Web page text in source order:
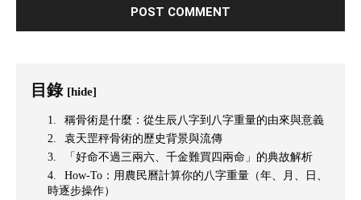
目錄 [hide]
稱骨術是什麼：從生辰八字到八字重量的由來與意義
袁天罡秤骨術的歷史背景與流傳
「好命不過三兩六、千金難買四兩命」的典故解析
How-To：用農民曆計算你的八字重量（年、月、日、
時逐步操作）